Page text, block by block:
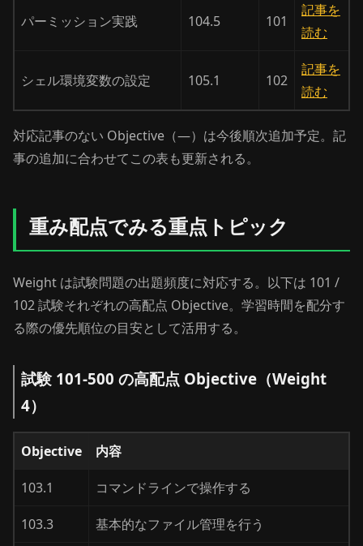
パーミッション実践 104.5 101
記事を
読む
シェル環境変数の設定 105.1 102
記事を
読む
対応記事のない Objective（—）は今後順次追加予定。記
事の追加に合わせてこの表も更新される。
重み配点でみる重点トピック
Weight は試験問題の出題頻度に対応する。以下は 101 /
102 試験それぞれの高配点 Objective。学習時間を配分す
る際の優先順位の目安として活用する。
試験 101-500 の高配点 Objective（Weight
4）
Objective 内容
103.1 コマンドラインで操作する
103.3 基本的なファイル管理を行う